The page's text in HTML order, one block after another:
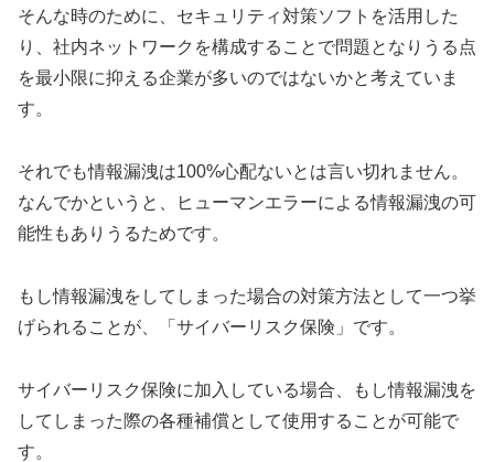
そんな時のために、セキュリティ対策ソフトを活用した
り、社内ネットワークを構成することで問題となりうる点
を最小限に抑える企業が多いのではないかと考えていま
す。
それでも情報漏洩は100%心配ないとは言い切れません。
なんでかというと、ヒューマンエラーによる情報漏洩の可
能性もありうるためです。
もし情報漏洩をしてしまった場合の対策方法として一つ挙
げられることが、「サイバーリスク保険」です。
サイバーリスク保険に加入している場合、もし情報漏洩を
してしまった際の各種補償として使用することが可能で
す。